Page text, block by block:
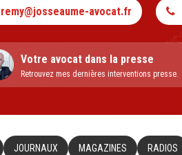
remy@josseaume-avocat.fr
Votre avocat dans la presse
Retrouvez mes dernières interventions presse.
JOURNAUX MAGAZINES RADIOS